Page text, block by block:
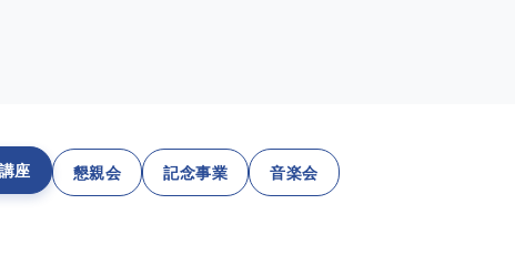
座 懇親会 記念事業 音楽会